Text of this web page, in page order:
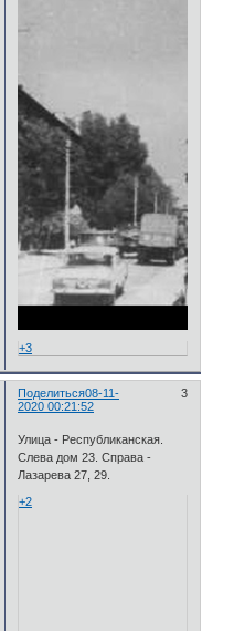
+3
Поделиться 3
08-11-
2020 00:21:52
Улица - Республиканская.
Слева дом 23. Справа -
Лазарева 27, 29.
+2